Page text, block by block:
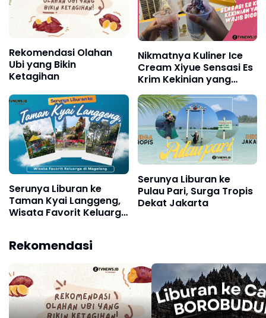
Rekomendasi Olahan
Ubi yang Bikin
Ketagihan
Nikmatnya Kuliner Ice
Cream Xiyue Sensasi Es
Krim Kekinian yang
Wajib Dicoba!
Serunya Liburan ke
Taman Kyai Langgeng,
Wisata Favorit Keluarga
Serunya Liburan ke
Pulau Pari, Surga Tropis
Dekat Jakarta
Rekomendasi